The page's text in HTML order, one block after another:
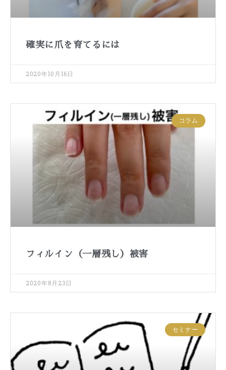
確実に爪を育てるには
2020年10月16日
コラム
フィルイン（一層残し）被害
2020年8月23日
セミナー